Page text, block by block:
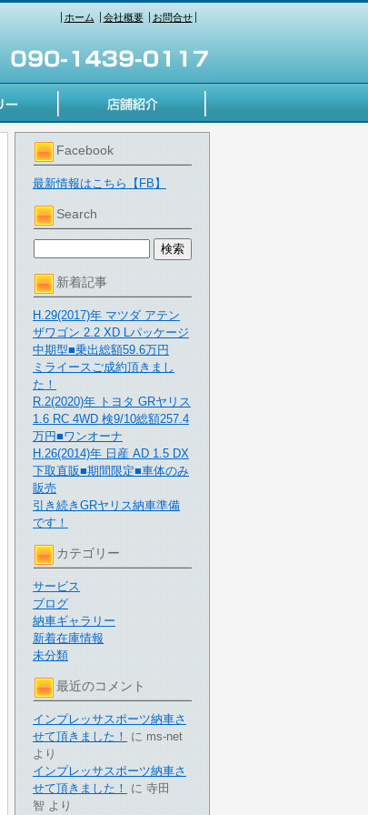
ホーム 会社概要 お問合せ
Facebook
最新情報はこちら【FB】
Search
新着記事
H.29(2017)年 マツダ アテン
ザワゴン 2.2 XD Lパッケージ
中期型■乗出総額59.6万円
ミライースご成約頂きまし
た！
R.2(2020)年 トヨタ GRヤリス
1.6 RC 4WD 検9/10総額257.4
万円■ワンオーナ
H.26(2014)年 日産 AD 1.5 DX
下取直販■期間限定■車体のみ
販売
引き続きGRヤリス納車準備
です！
カテゴリー
サービス
ブログ
納車ギャラリー
新着在庫情報
未分類
最近のコメント
インプレッサスポーツ納車さ
せて頂きました！
に ms-net
より
インプレッサスポーツ納車さ
せて頂きました！
に 寺田
智 より